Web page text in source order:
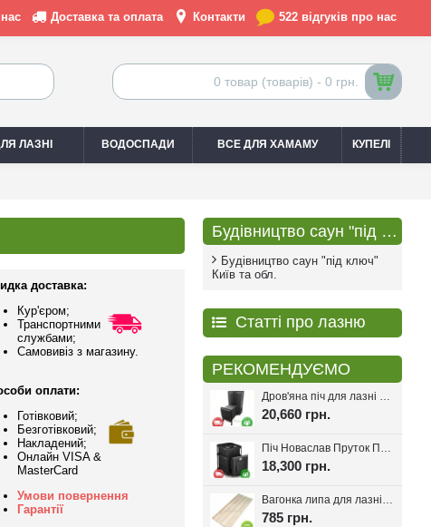
Доставка та оплата Контакти 522 відгуків про нас
0 товар (товарів) - 0 грн.
ЛАЗНІ ВОДОСПАДИ ВСЕ ДЛЯ ХАМАМУ КУПЕЛІ
Будівництво саун "під ключ"
Будівництво саун "під ключ"
Київ та обл.
Статті про лазню
РЕКОМЕНДУЄМО
Дров'яна піч для лазні PAL PR-18L
20,660 грн.
Піч Новаслав Пруток ПКС-01П, до 12м.куб.
18,300 грн.
Вагонка липа для лазні Valte Classic 70*14мм. (Перший сорт)
785 грн.
доставка:
Кур'єром;
Транспортними
службами;
Самовивіз з магазину.
оплати:
Готівковий;
Безготівковий;
Накладений;
Онлайн VISA &
MasterCard
Умови повернення
Гарантії